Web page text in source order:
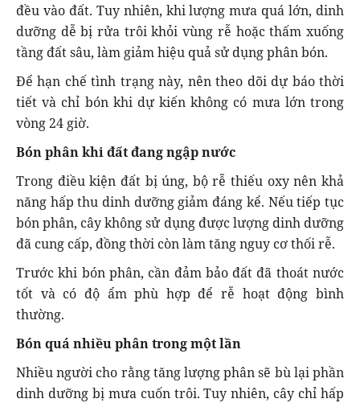
đều vào đất. Tuy nhiên, khi lượng mưa quá lớn, dinh
dưỡng dễ bị rửa trôi khỏi vùng rễ hoặc thấm xuống
tầng đất sâu, làm giảm hiệu quả sử dụng phân bón.
Để hạn chế tình trạng này, nên theo dõi dự báo thời
tiết và chỉ bón khi dự kiến không có mưa lớn trong
vòng 24 giờ.
Bón phân khi đất đang ngập nước
Trong điều kiện đất bị úng, bộ rễ thiếu oxy nên khả
năng hấp thu dinh dưỡng giảm đáng kể. Nếu tiếp tục
bón phân, cây không sử dụng được lượng dinh dưỡng
đã cung cấp, đồng thời còn làm tăng nguy cơ thối rễ.
Trước khi bón phân, cần đảm bảo đất đã thoát nước
tốt và có độ ẩm phù hợp để rễ hoạt động bình
thường.
Bón quá nhiều phân trong một lần
Nhiều người cho rằng tăng lượng phân sẽ bù lại phần
dinh dưỡng bị mưa cuốn trôi. Tuy nhiên, cây chỉ hấp